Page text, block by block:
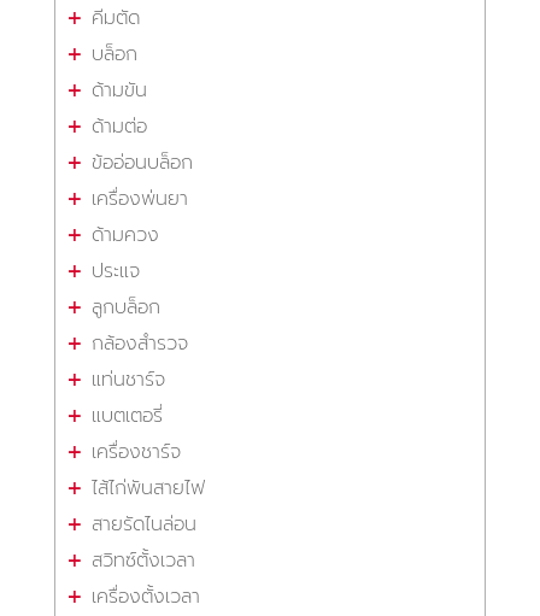
คีมตัด
บล็อก
ด้ามขัน
ด้ามต่อ
ข้ออ่อนบล็อก
เครื่องพ่นยา
ด้ามควง
ประแจ
ลูกบล็อก
กล้องสำรวจ
แท่นชาร์จ
แบตเตอรี่
เครื่องชาร์จ
ไส้ไก่พันสายไฟ
สายรัดไนล่อน
สวิทซ์ตั้งเวลา
เครื่องตั้งเวลา